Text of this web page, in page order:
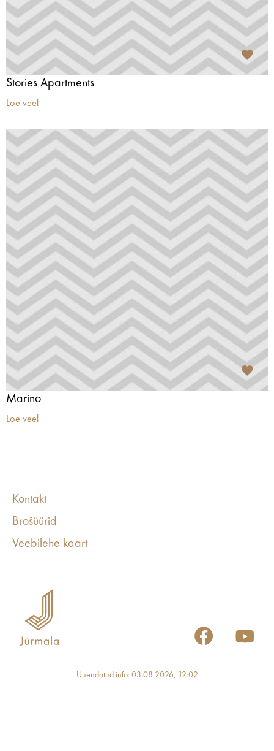
Stories Apartments
Loe veel
Marino
Loe veel
Kontakt
Brošüürid
Veebilehe kaart
Uuendatud info: 03.08.2026, 12:02